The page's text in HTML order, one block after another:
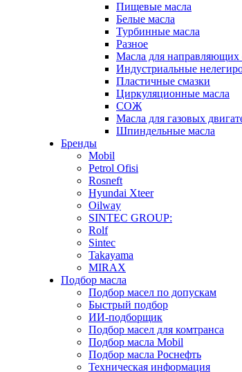
Пищевые масла
Белые масла
Турбинные масла
Разное
Масла для направляющих
Индустриальные
Пластичные смазки
Циркуляционные масла
СОЖ
Масла для газовых
Шпиндельные масла
Бренды
Mobil
Petrol Ofisi
Rosneft
Hyundai Xteer
Oilway
SINTEC GROUP:
Rolf
Sintec
Takayama
MIRAX
Подбор масла
Подбор масел по допускам
Быстрый подбор
ИИ-подборщик
Подбор масел для комтранса
Подбор масла Mobil
Подбор масла Роснефть
Техническая информация